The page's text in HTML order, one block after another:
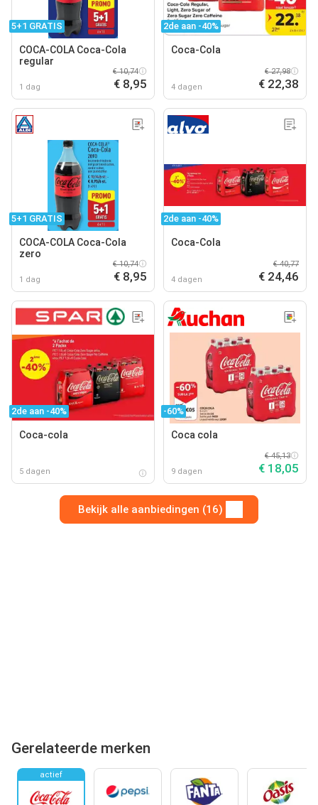
5+1 GRATIS
COCA-COLA Coca-Cola
regular
1 dag
€ 10,74
€ 8,95
2de aan -40%
Coca-Cola
4 dagen
€ 27,98
€ 22,38
5+1 GRATIS
COCA-COLA Coca-Cola
zero
1 dag
€ 10,74
€ 8,95
2de aan -40%
Coca-Cola
4 dagen
€ 40,77
€ 24,46
2de aan -40%
Coca-cola
5 dagen
-60%
Coca cola
9 dagen
€ 45,13
€ 18,05
Bekijk alle aanbiedingen (16)
Gerelateerde merken
actief